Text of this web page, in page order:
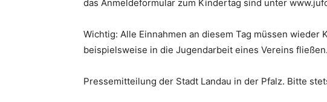
das Anmeldeformular zum Kindertag sind unter
Wichtig: Alle Einnahmen an diesem Tag müssen wieder
beispielsweise in die Jugendarbeit eines Vereins fließen.
Pressemitteilung der Stadt Landau in der Pfalz. Bitte